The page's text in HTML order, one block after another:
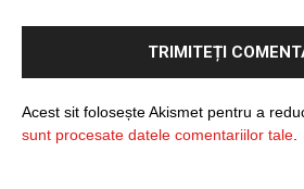
Acest sit folosește Akismet pentru a
sunt procesate datele comentariilor tale